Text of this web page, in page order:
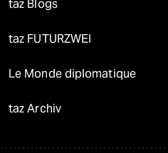
taz Blogs
taz FUTURZWEI
Le Monde diplomatique
taz Archiv